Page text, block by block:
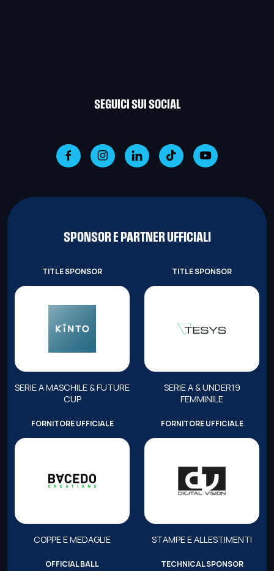
SEGUICI SUI SOCIAL
SPONSOR E PARTNER UFFICIALI
TITLE SPONSOR
SERIE A MASCHILE & FUTURE
CUP
TITLE SPONSOR
SERIE A & UNDER19
FEMMINILE
FORNITORE UFFICIALE
COPPE E MEDAGLIE
FORNITORE UFFICIALE
STAMPE E ALLESTIMENTI
OFFICIAL BALL TECHNICAL SPONSOR